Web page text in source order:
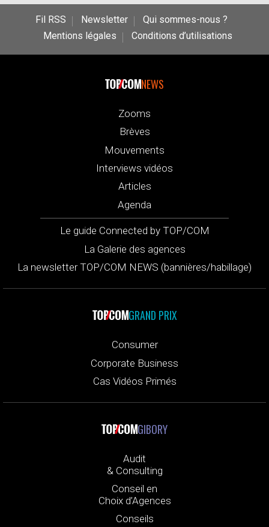
Fil RSS Newsletter
Qui sommes-nous ?
Mentions légales
Conditions d’utilisations
NEWS
Zooms
Brèves
Mouvements
Interviews vidéos
Articles
Agenda
Le guide Connected by TOP/COM
La Galerie des agences
La newsletter TOP/COM NEWS (bannières/habillage)
GRAND PRIX
Consumer
Corporate Business
Cas Vidéos Primés
GIBORY
Audit
& Consulting
Conseil en
Choix d’Agences
Conseils